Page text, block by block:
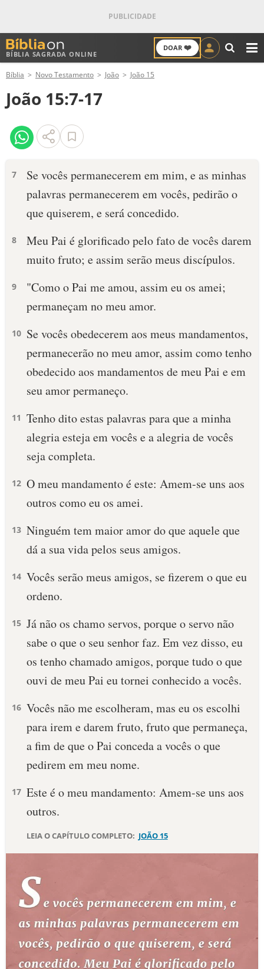
BÍBLIA SAGRADA ONLINE
DOAR ❤️
ANTIGO TESTAMENTO
NOVO TESTAMENTO
VERSÍCULOS
PALAVRA DO DIA
DEVOCIONAL DIÁRIO
10 MANDAMENTOS
ESTUDOS BÍBLICOS
ESBOÇOS DE PREGAÇÃO
TEMAS
TERMO BÍBLICO JOGOS
QUEM SOMOS
LOJA BÍBLIAON
Bíblia Novo Testamento João João 15
João 15:7-17
7
Se vocês permanecerem em mim, e as minhas
palavras permanecerem em vocês, pedirão o
que quiserem, e será concedido.
8
Meu Pai é glorificado pelo fato de vocês darem
muito fruto; e assim serão meus discípulos.
9
"Como o Pai me amou, assim eu os amei;
permaneçam no meu amor.
10 Se vocês obedecerem aos meus mandamentos,
permanecerão no meu amor, assim como tenho
obedecido aos mandamentos de meu Pai e em
seu amor permaneço.
11 Tenho dito estas palavras para que a minha
alegria esteja em vocês e a alegria de vocês
seja completa.
12 O meu mandamento é este: Amem-se uns aos
outros como eu os amei.
13 Ninguém tem maior amor do que aquele que
dá a sua vida pelos seus amigos.
14 Vocês serão meus amigos, se fizerem o que eu
ordeno.
15 Já não os chamo servos, porque o servo não
sabe o que o seu senhor faz. Em vez disso, eu
os tenho chamado amigos, porque tudo o que
ouvi de meu Pai eu tornei conhecido a vocês.
16 Vocês não me escolheram, mas eu os escolhi
para irem e darem fruto, fruto que permaneça,
a fim de que o Pai conceda a vocês o que
pedirem em meu nome.
17 Este é o meu mandamento: Amem-se uns aos
outros.
LEIA O CAPÍTULO COMPLETO: JOÃO 15